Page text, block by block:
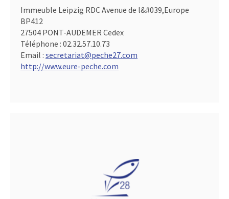
Immeuble Leipzig RDC Avenue de l&#039,Europe
BP412
27504 PONT-AUDEMER Cedex
Téléphone : 02.32.57.10.73
Email : secretariat@peche27.com
http://www.eure-peche.com